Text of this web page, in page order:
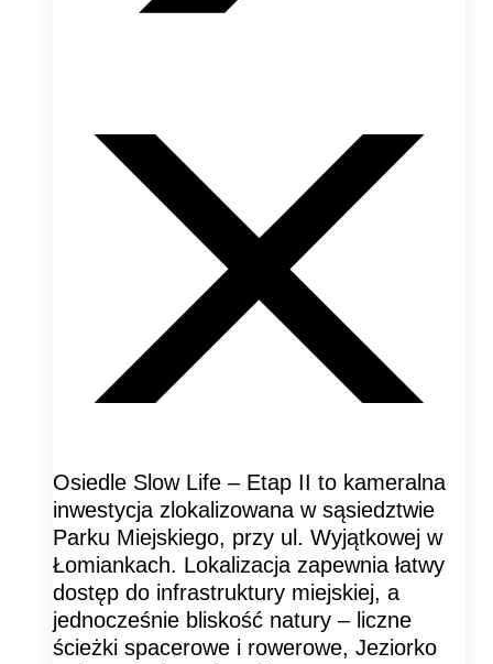
Osiedle Slow Life – Etap II to kameralna
inwestycja zlokalizowana w sąsiedztwie
Parku Miejskiego, przy ul. Wyjątkowej w
Łomiankach. Lokalizacja zapewnia łatwy
dostęp do infrastruktury miejskiej, a
jednocześnie bliskość natury – liczne
ścieżki spacerowe i rowerowe, Jeziorko